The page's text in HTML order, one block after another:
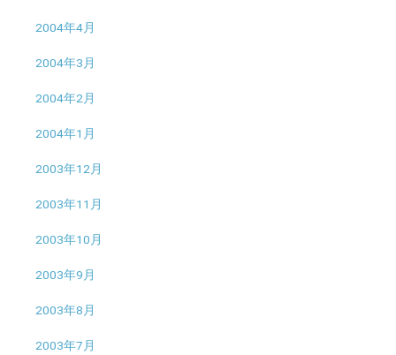
2004年4月
2004年3月
2004年2月
2004年1月
2003年12月
2003年11月
2003年10月
2003年9月
2003年8月
2003年7月